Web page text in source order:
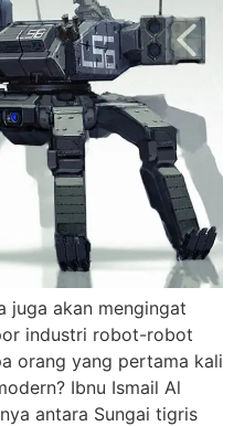
juga akan mengingat
industri robot-robot
orang yang pertama kali
Ibnu Ismail Al
antara Sungai tigris